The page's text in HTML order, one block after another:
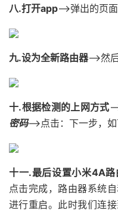
八.打开app——>弹出的页
九.设为全新路由器——>然
十.根据检测的上网方式
密码——>点击：下一步，如
十一.最后设置小米4A
点击完成，路由器系统
进行重启。此时我们连